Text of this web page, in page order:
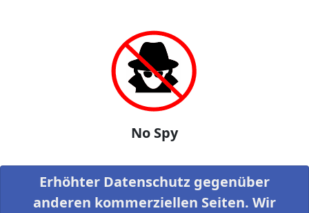
No Spy
Erhöhter Datenschutz gegenüber
anderen kommerziellen Seiten. Wir